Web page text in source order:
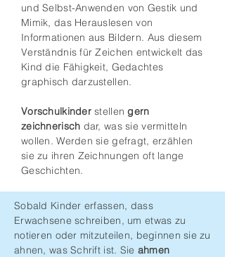
und Selbst-Anwenden von Gestik und
Mimik, das Herauslesen von
Informationen aus Bildern. Aus diesem
Verständnis für Zeichen entwickelt das
Kind die Fähigkeit, Gedachtes
graphisch darzustellen.
Vorschulkinderstellengern
zeichnerisch dar, was sie vermitteln
wollen. Werden sie gefragt, erzählen
sie zu ihren Zeichnungen oft lange
Geschichten.
Sobald Kinder erfassen, dass
Erwachsene schreiben, um etwas zu
notieren oder mitzuteilen, beginnen sie zu
ahnen, was Schrift ist. Sie ahmen